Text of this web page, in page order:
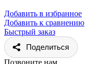
Добавить в избранное
Добавить к сравнению
Быстрый заказ
Поделиться
Позвоните нам